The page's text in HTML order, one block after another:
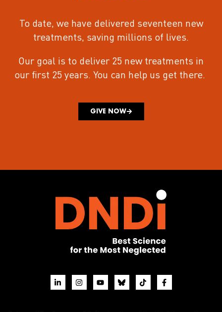
To date, we have delivered seventeen new
treatments, saving millions of lives.
Our goal is to deliver 25 new treatments in
our first 25 years. You can help us get there.
GIVE NOW